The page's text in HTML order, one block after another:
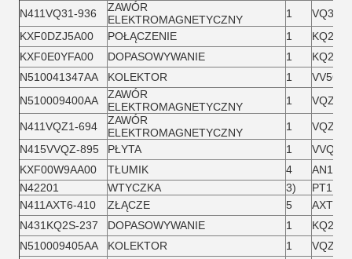
N411VQ31-936
ZAWÓR
ELEKTROMAGNETYCZNY
1
KXF0DZJ5A00
POŁĄCZENIE 1
KXF0E0YFA00
DOPASOWYWANIE 1
N510041347AA
KOLEKTOR 1
N510009400AA
ZAWÓR
ELEKTROMAGNETYCZNY
1
N411VQZ1-694
ZAWÓR
ELEKTROMAGNETYCZNY
1
N415VVQZ-895
PŁYTA 1
KXF00W9AA00
TŁUMIK 4
AN103-
N42201
WTYCZKA 3)
PT1 / 8
N411AXT6-410
ZŁĄCZE 5
N431KQ2S-237
DOPASOWYWANIE 1
N510009405AA
KOLEKTOR 1